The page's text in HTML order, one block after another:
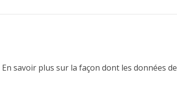
En savoir plus sur la façon dont les données de